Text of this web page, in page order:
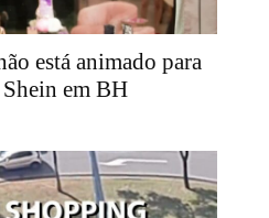
está animado para
em BH